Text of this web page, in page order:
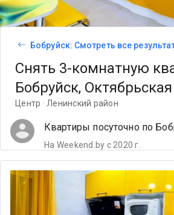
Бобруйск: Смотреть все
Снять 3-комнатную
Бобруйск,
Центр · Ленинский район
Квартиры посуточно по
На Weekend.by с 2020 г.